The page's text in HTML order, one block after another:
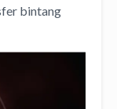
bintang